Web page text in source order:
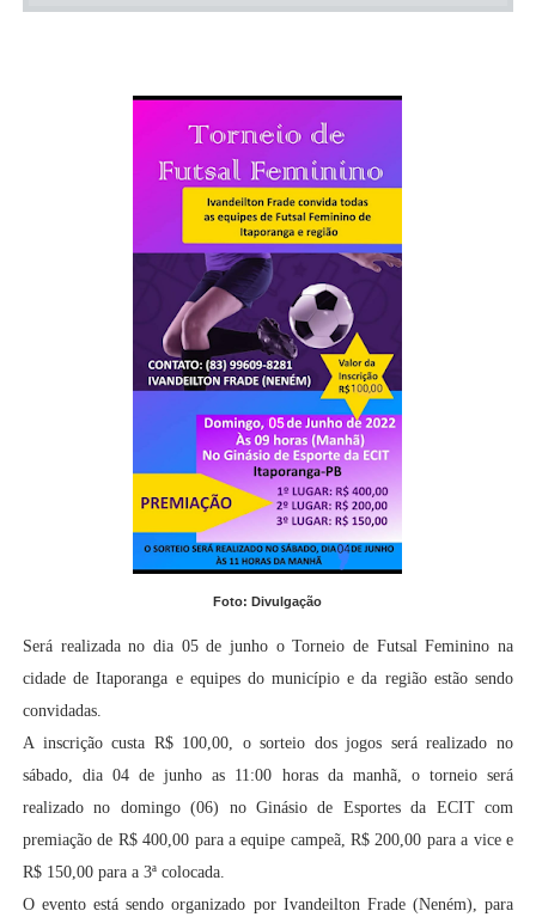
Foto: Divulgação
Será realizada no dia 05 de junho o Torneio de Futsal Feminino na
cidade de Itaporanga e equipes do município e da região estão sendo
convidadas.
A inscrição custa R$ 100,00, o sorteio dos jogos será realizado no
sábado, dia 04 de junho as 11:00 horas da manhã, o torneio será
realizado no domingo (06) no Ginásio de Esportes da ECIT com
premiação de R$ 400,00 para a equipe campeã, R$ 200,00 para a vice e
R$ 150,00 para a 3ª colocada.
O evento está sendo organizado por Ivandeilton Frade (Neném), para